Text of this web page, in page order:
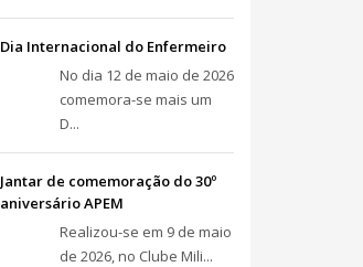
Dia Internacional do Enfermeiro
No dia 12 de maio de 2026
comemora-se mais um
D...
Jantar de comemoração do 30º
aniversário APEM
Realizou-se em 9 de maio
de 2026, no Clube Mili...